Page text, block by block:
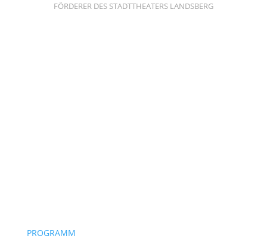
FÖRDERER DES STADTTHEATERS LANDSBERG
PROGRAMM